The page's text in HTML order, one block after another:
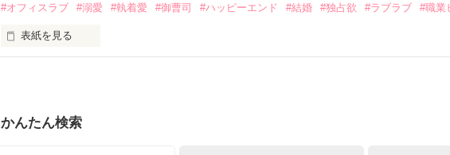
止まっていたはずの二人の時間が、再び動き出す。
#オフィスラブ #溺愛 #執着愛 #御曹司 #ハッピーエンド #結婚 #独占欲 #ラブラブ #職業
表紙を見る
雪瀬鷹哉（29）が『──俺と結婚してくれないか』といきなりプロポーズをしてきた上
かんたん検索